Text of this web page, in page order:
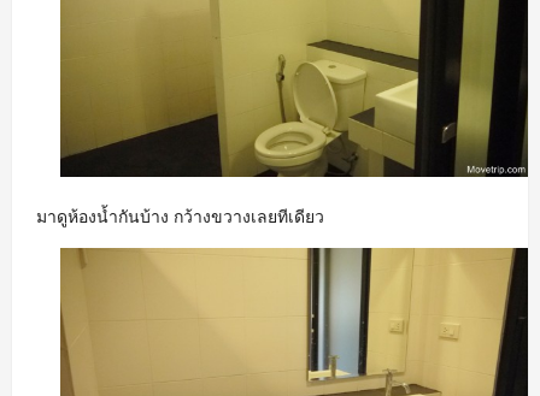
มาดูห้องน้ำกันบ้าง กว้างขวางเลยทีเดียว